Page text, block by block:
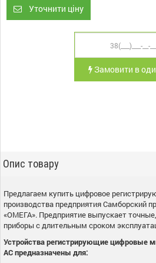
Уточнити ціну
Замовити в
Опис товару
Предлагаем купить цифровое
производства предприятия Самборский
«ОМЕГА». Предприятие выпускает
приборы с длительным сроком
Устройства регистрирующие цифровые
АС предназначены для: